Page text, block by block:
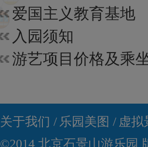
爱国主义教育基地
入园须知
关于我们 / 乐园美图 / 虚拟
©2014 北京石景山游乐园